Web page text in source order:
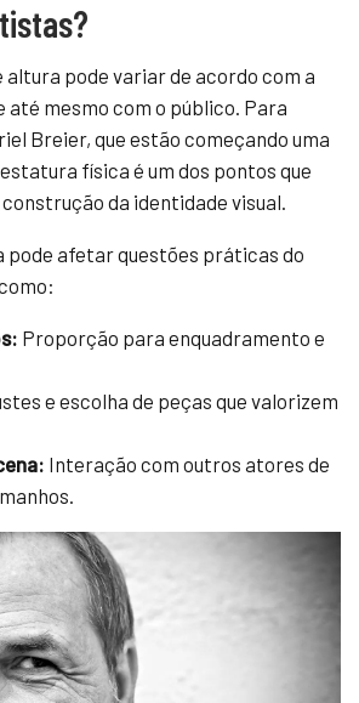
pode variar de acordo com a
mesmo com o público. Para
Breier, que estão começando uma
física é um dos pontos que
da identidade visual.
pode afetar questões práticas do
Proporção para enquadramento e
e escolha de peças que valorizem
Interação com outros atores de